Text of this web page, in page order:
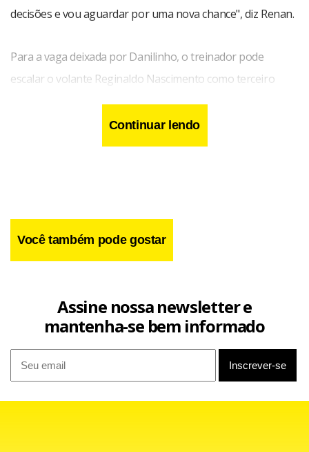
decisões e vou aguardar por uma nova chance", diz Renan.
Para a vaga deixada por Danilinho, o treinador pode
escalar o volante Reginaldo Nascimento como terceiro
zagueiro ou então escolher entre dois volantes mais
ofensivos. Assim Marquinhos e Tchô são os mais cotados.
Continuar lendo
Você também pode gostar
Assine nossa newsletter e
mantenha-se bem informado